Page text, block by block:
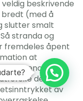
beskrivende
(med å
slutter smalt
stranda og
fremdeles åpent
at
utenom
dei
av